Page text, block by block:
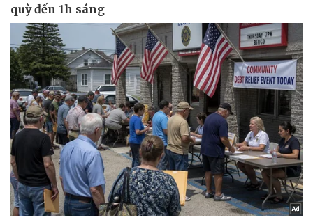
Dinh dưỡng - món ngon
Cây thuốc
Sản phụ khoa
Nhi khoa
Nam khoa
Làm đẹp - giảm cân
Phòng mạch online
Ăn sạch sống khỏe
Blog
Tình yêu - Gia đình